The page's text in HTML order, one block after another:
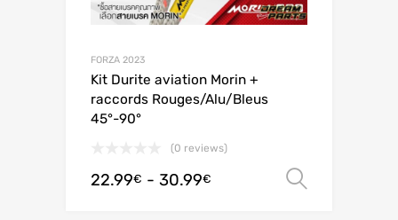
FORZA 2023
Kit Durite aviation Morin +
raccords Rouges/Alu/Bleus
45°-90°
(0 reviews)
22.99€ - 30.99€